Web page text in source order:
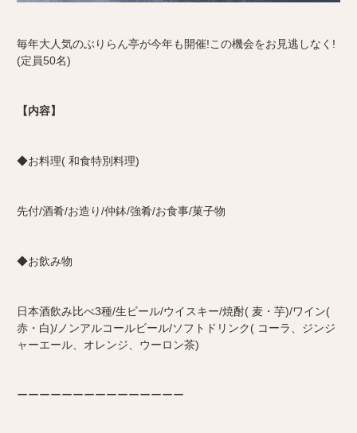
毎年大人気のぶりらん亭が今年も開催!この機会をお見逃しなく!
(定員50名)
【内容】
◆お料理( 和食特別料理)
先付/酒肴/お造り/仲鉢/強肴/お食事/菓子物
◆お飲み物
日本酒飲み比べ3種/生ビール/ウイスキー/焼酎( 麦・芋)/ワイン(
赤・白)/ノンアルコールビール/ソフトドリンク( コーラ、ジンジ
ャーエール、オレンジ、ウーロン茶)
ーーーーーーーーーーーーーーー